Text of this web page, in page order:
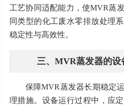
工艺协同适配能力，使MVR蒸
同类型的化工废水零排放处理
稳定性与高效性。
三、 MVR蒸发器的设
保障MVR蒸发器长期稳定
理措施。设备运行过程中，应